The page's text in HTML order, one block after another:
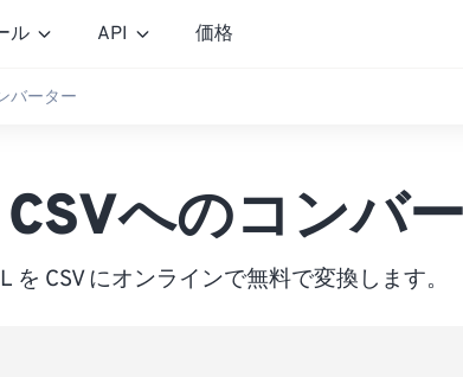
ル API 価格
バーター
へのコンバ
を CSV にオンラインで無料で変換します。